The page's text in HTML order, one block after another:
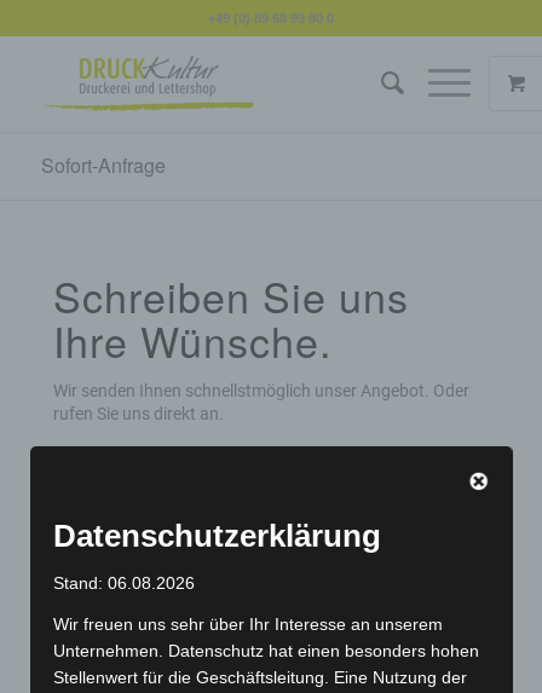
+49 (0) 89 68 99 80 0
Sofort-Anfrage
Schreiben Sie uns
Ihre Wünsche.
Wir senden Ihnen schnellstmöglich unser Angebot. Oder
rufen Sie uns direkt an.
Telefonnummer für Rückfragen
Datenschutzerklärung
Stand: 06.08.2026
Wir freuen uns sehr über Ihr Interesse an unserem
Unternehmen. Datenschutz hat einen besonders hohen
Stellenwert für die Geschäftsleitung. Eine Nutzung der